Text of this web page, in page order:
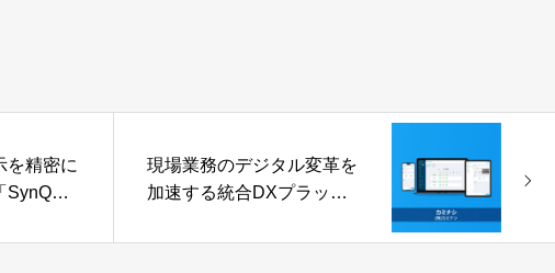
を精密に
SynQ
現場業務のデジタル変革を
加速する統合DXプラット
会社カミナシ